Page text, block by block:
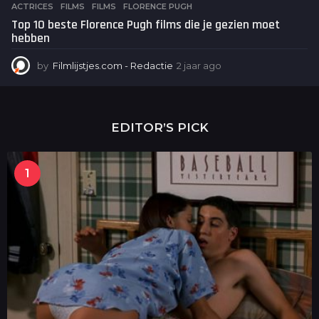
ACTRICES ,FILMS FILMS ,FLORENCE PUGH
Top 10 beste Florence Pugh films die je gezien moet
hebben
by Filmlijstjes.com - Redactie 2 jaar ago
EDITOR’S PICK
1